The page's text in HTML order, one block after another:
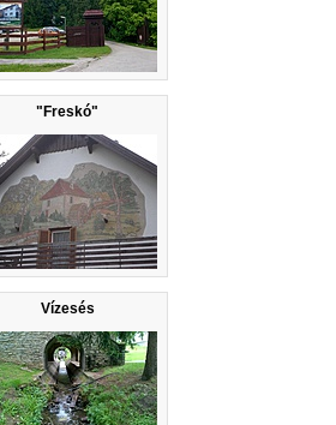
"Freskó"
Vízesés